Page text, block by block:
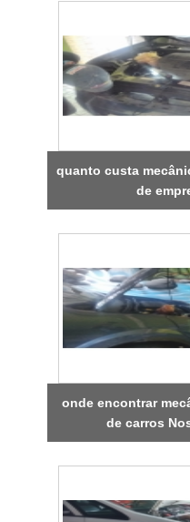
quanto custa
de
onde encontrar
de carros